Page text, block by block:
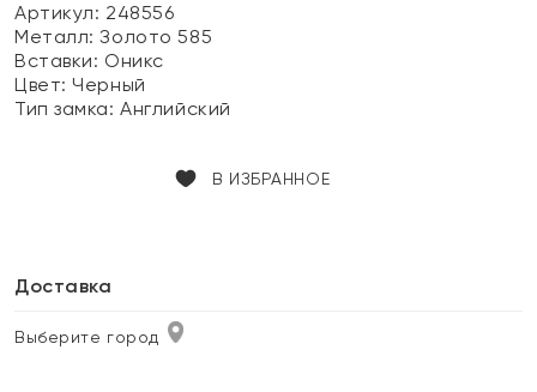
Артикул: 248556
Металл:Золото 585
Вставки: Оникс
Цвет:Черный
Тип замка:Английский
В ИЗБРАННОЕ
Доставка
Выберите город